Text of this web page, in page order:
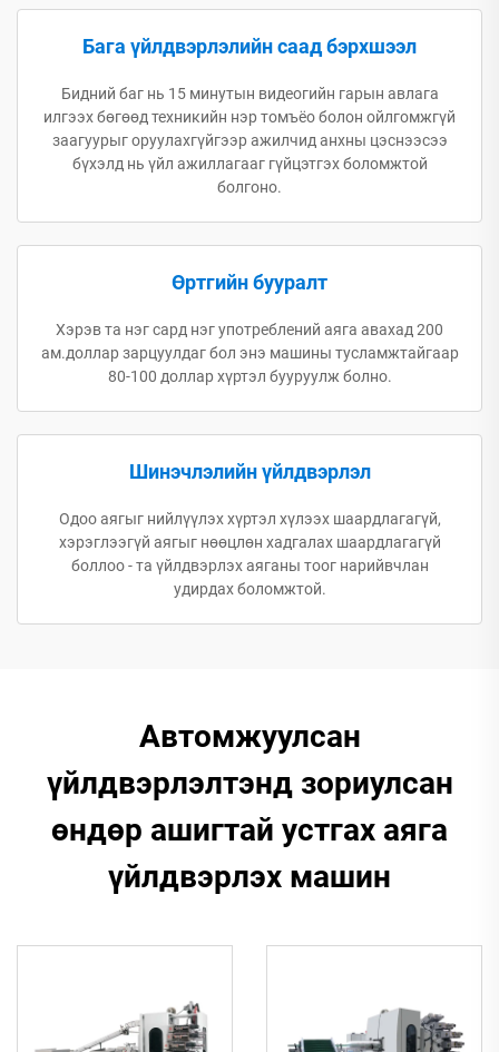
Бага үйлдвэрлэлийн саад бэрхшээл
Бидний баг нь 15 минутын видеогийн гарын авлага
илгээх бөгөөд техникийн нэр томъёо болон ойлгомжгүй
заагуурыг оруулахгүйгээр ажилчид анхны цэснээсээ
бүхэлд нь үйл ажиллагааг гүйцэтгэх боломжтой
болгоно.
Өртгийн бууралт
Хэрэв та нэг сард нэг употреблений аяга авахад 200
ам.доллар зарцуулдаг бол энэ машины тусламжтайгаар
80-100 доллар хүртэл бууруулж болно.
Шинэчлэлийн үйлдвэрлэл
Одоо аягыг нийлүүлэх хүртэл хүлээх шаардлагагүй,
хэрэглээгүй аягыг нөөцлөн хадгалах шаардлагагүй
боллоо - та үйлдвэрлэх аяганы тоог нарийвчлан
удирдах боломжтой.
Автомжуулсан
үйлдвэрлэлтэнд зориулсан
өндөр ашигтай устгах аяга
үйлдвэрлэх машин